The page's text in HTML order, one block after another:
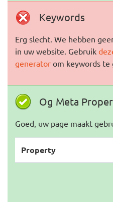
Keywords
Erg slecht. We hebben
in uw website. Gebruik
generator om keywords te
Og Meta
Goed, uw page maakt
Property